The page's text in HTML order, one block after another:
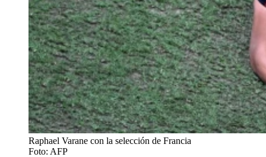
Raphael Varane con la selección de Francia
Foto: AFP